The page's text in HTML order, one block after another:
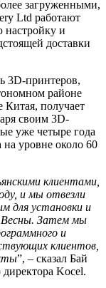
загруженными,
Ltd работают
настройку и
доставки
3D-принтеров,
районе
Китая, получает
своим 3D-
уже четыре года
уровне около 60
клиентами,
и мы отвезли
для установки и
Весны. Затем мы
и
клиентов,
”, – сказал Бай
Kocel.